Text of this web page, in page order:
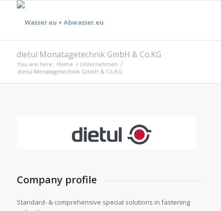
dietul Monatagetechnik GmbH & Co.KG
You are here: Home / Unternehmen /
dietul Monatagetechnik GmbH & Co.KG
Company profile
Standard- & comprehensive special solutions in fastening